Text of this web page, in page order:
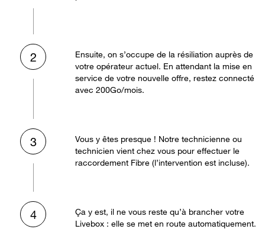
2
Ensuite, on s’occupe de la résiliation auprès de
votre opérateur actuel. En attendant la mise en
service de votre nouvelle offre, restez connecté
avec 200Go/mois.
3
Vous y êtes presque ! Notre technicienne ou
technicien vient chez vous pour effectuer le
raccordement Fibre (l’intervention est incluse).
4
Ça y est, il ne vous reste qu’à brancher votre
Livebox : elle se met en route automatiquement.